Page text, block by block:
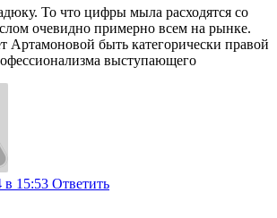
То что цифры мыла расходятся со
очевидно примерно всем на рынке.
Артамоновой быть категорически правой
выступающего
в 15:53 Ответить